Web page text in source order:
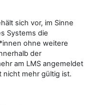
sich vor, im Sinne
Systems die
ohne weitere
der
am LMS angemeldet
nicht mehr gültig ist.